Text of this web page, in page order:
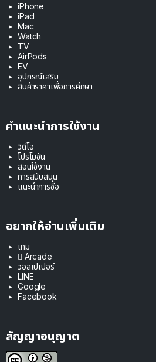
iPhone
iPad
Mac
Watch
TV
AirPods
EV
อุปกรณ์เสริม
สินค้าราคาเพื่อการศึกษา
คำแนะนำการใช้งาน
วิดีโอ
โปรโมชัน
สอนใช้งาน
การสนับสนุน
แนะนำการซื้อ
อยากให้อ่านเพิ่มเติม
เกม
 Arcade
วอลเปเปอร์
LINE
Google
Facebook
สัญญาอนุญาต